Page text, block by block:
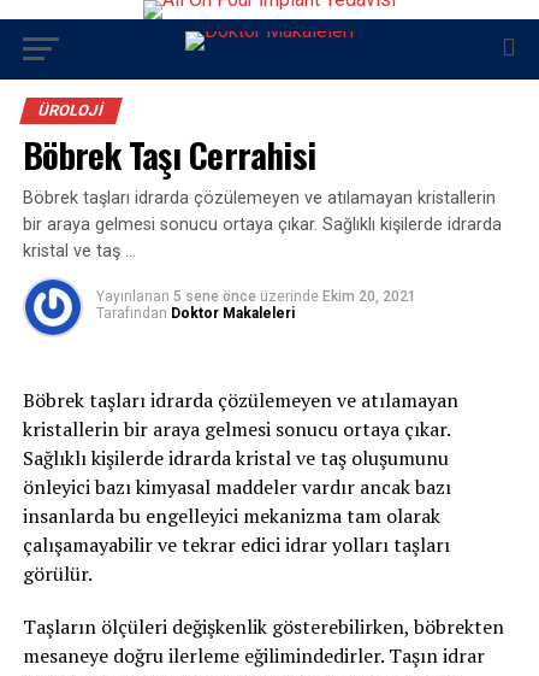
ÜROLOJI
Böbrek Taşı Cerrahisi
Böbrek taşları idrarda çözülemeyen ve atılamayan kristallerin
bir araya gelmesi sonucu ortaya çıkar. Sağlıklı kişilerde idrarda
kristal ve taş …
Yayınlanan 5 sene önce üzerinde Ekim 20, 2021
Tarafından Doktor Makaleleri
Böbrek taşları idrarda çözülemeyen ve atılamayan
kristallerin bir araya gelmesi sonucu ortaya çıkar.
Sağlıklı kişilerde idrarda kristal ve taş oluşumunu
önleyici bazı kimyasal maddeler vardır ancak bazı
insanlarda bu engelleyici mekanizma tam olarak
çalışamayabilir ve tekrar edici idrar yolları taşları
görülür.
Taşların ölçüleri değişkenlik gösterebilirken, böbrekten
mesaneye doğru ilerleme eğilimindedirler. Taşın idrar